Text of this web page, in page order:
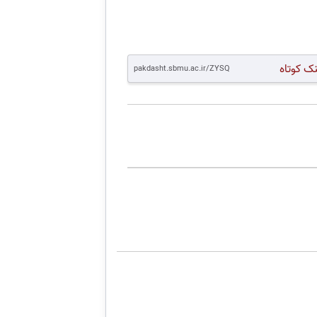
کوتاه